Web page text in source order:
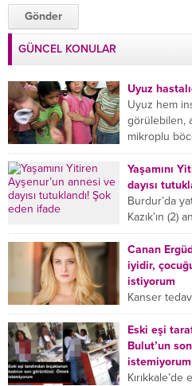
GÜNCEL KONULAR
Uyuz
Uyuz hem
görülebilen,
mikroplu
(Urticaria),
Yaşamını
dayısı
Burdur’da
Kazık’ın (2)
dayısı Hızır
Çetinkaya,
Canan
iyidir,
istiyorum
Kanser
Ergüder,
kanserine
Ergüder
Eski eşi
Bulut’un
istemiyorum